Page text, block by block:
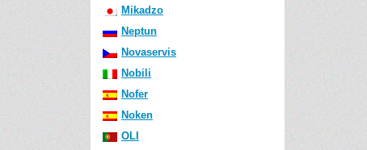
Mikadzo
Neptun
Novaservis
Nobili
Nofer
Noken
OLI